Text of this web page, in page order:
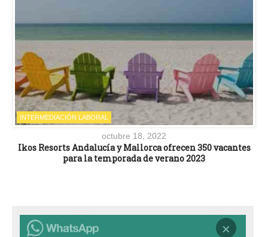
INTERMEDIACIÓN LABORAL
octubre 18, 2022
Ikos Resorts Andalucía y Mallorca ofrecen 350 vacantes
para la temporada de verano 2023